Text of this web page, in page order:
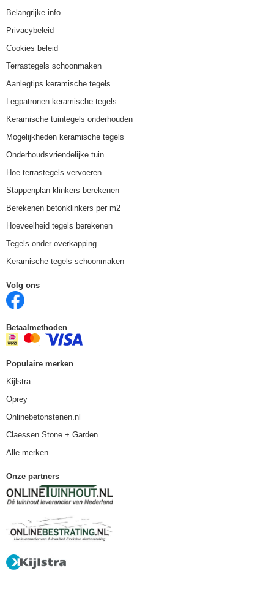
Belangrijke info
Privacybeleid
Cookies beleid
Terrastegels schoonmaken
Aanlegtips keramische tegels
Legpatronen keramische tegels
Keramische tuintegels onderhouden
Mogelijkheden keramische tegels
Onderhoudsvriendelijke tuin
Hoe terrastegels vervoeren
Stappenplan klinkers berekenen
Berekenen betonklinkers per m2
Hoeveelheid tegels berekenen
Tegels onder overkapping
Keramische tegels schoonmaken
Volg ons
Betaalmethoden
Populaire merken
Kijlstra
Oprey
Onlinebetonstenen.nl
Claessen Stone + Garden
Alle merken
Onze partners